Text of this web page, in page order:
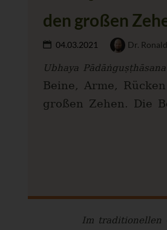
den großen
04.03.2021 Dr.
Ubhaya Pādāṅguṣṭhāsana
Beine, Arme,
großen Zehen. Die
Im traditionellen